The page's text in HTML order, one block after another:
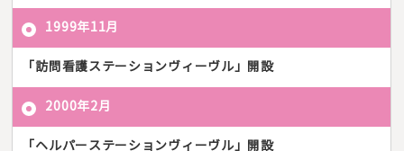
1999年11月
「訪問看護ステーションヴィーヴル」開設
2000年2月
「ヘルパーステーションヴィーヴル」開設